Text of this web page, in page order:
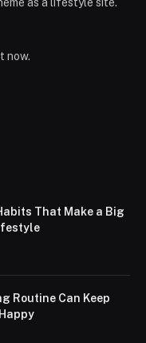
now.
That Make a Big
Routine Can Keep